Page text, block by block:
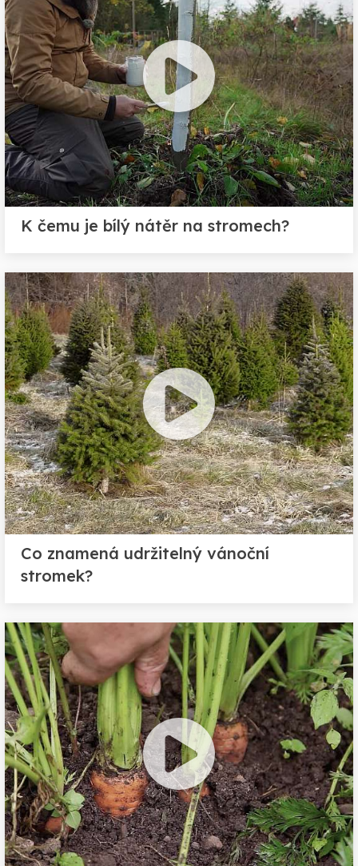
K čemu je bílý nátěr na stromech?
Co znamená udržitelný vánoční
stromek?